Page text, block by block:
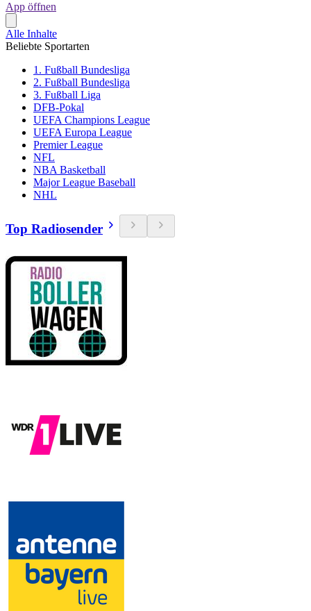
App öffnen
Alle Inhalte
Beliebte Sportarten
1. Fußball Bundesliga
2. Fußball Bundesliga
3. Fußball Liga
DFB-Pokal
UEFA Champions League
UEFA Europa League
Premier League
NFL
NBA Basketball
Major League Baseball
NHL
Top Radiosender